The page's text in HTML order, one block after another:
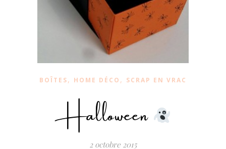
BOÎTES, HOME DÉCO , SCRAP EN VRAC
Halloween
2 octobre 2015